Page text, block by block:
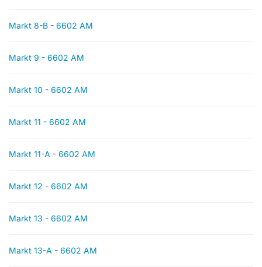
Markt 8-B - 6602 AM
Markt 9 - 6602 AM
Markt 10 - 6602 AM
Markt 11 - 6602 AM
Markt 11-A - 6602 AM
Markt 12 - 6602 AM
Markt 13 - 6602 AM
Markt 13-A - 6602 AM